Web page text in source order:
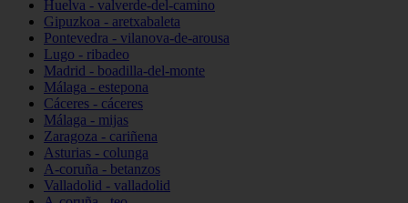
Huelva - valverde-del-camino
Gipuzkoa - aretxabaleta
Pontevedra - vilanova-de-arousa
Lugo - ribadeo
Madrid - boadilla-del-monte
Málaga - estepona
Cáceres - cáceres
Málaga - mijas
Zaragoza - cariñena
Asturias - colunga
A-coruña - betanzos
Valladolid - valladolid